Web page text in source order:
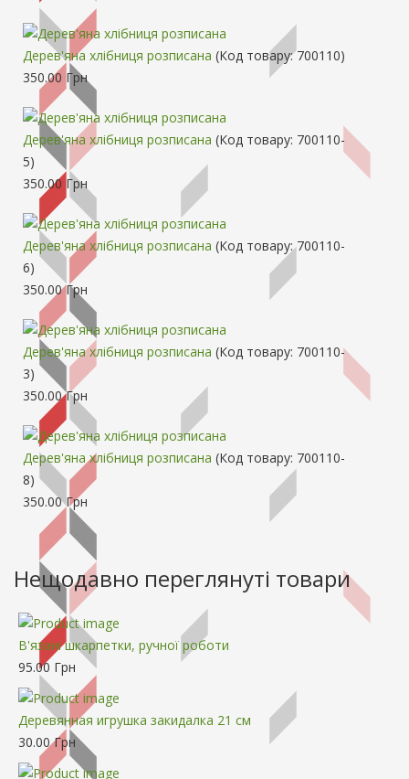
Дерев'яна хлібниця розписана (Код товару:700110)
350.00 Грн
Дерев'яна хлібниця розписана (Код товару: 700110-
5)
350.00 Грн
Дерев'яна хлібниця розписана (Код товару:700110-
6)
350.00 Грн
Дерев'яна хлібниця розписана (Код товару: 700110-
3)
350.00 Грн
Дерев'яна хлібниця розписана (Код товару: 700110-
8)
350.00 Грн
Нещодавно переглянуті товари
В'язані шкарпетки, ручної роботи
95.00 Грн
Деревянная игрушка закидалка 21 см
30.00 Грн